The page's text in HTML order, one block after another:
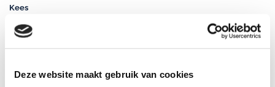
Deze website maakt gebruik van cookies
Kees
Kaas bereidt uit plantaardige melk, daardoor 60% minder verzadigd
vet. Ook 30 % minder zout.